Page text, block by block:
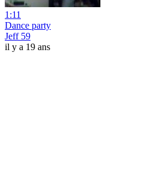
1:11
Dance party
Jeff 59
il y a 19 ans